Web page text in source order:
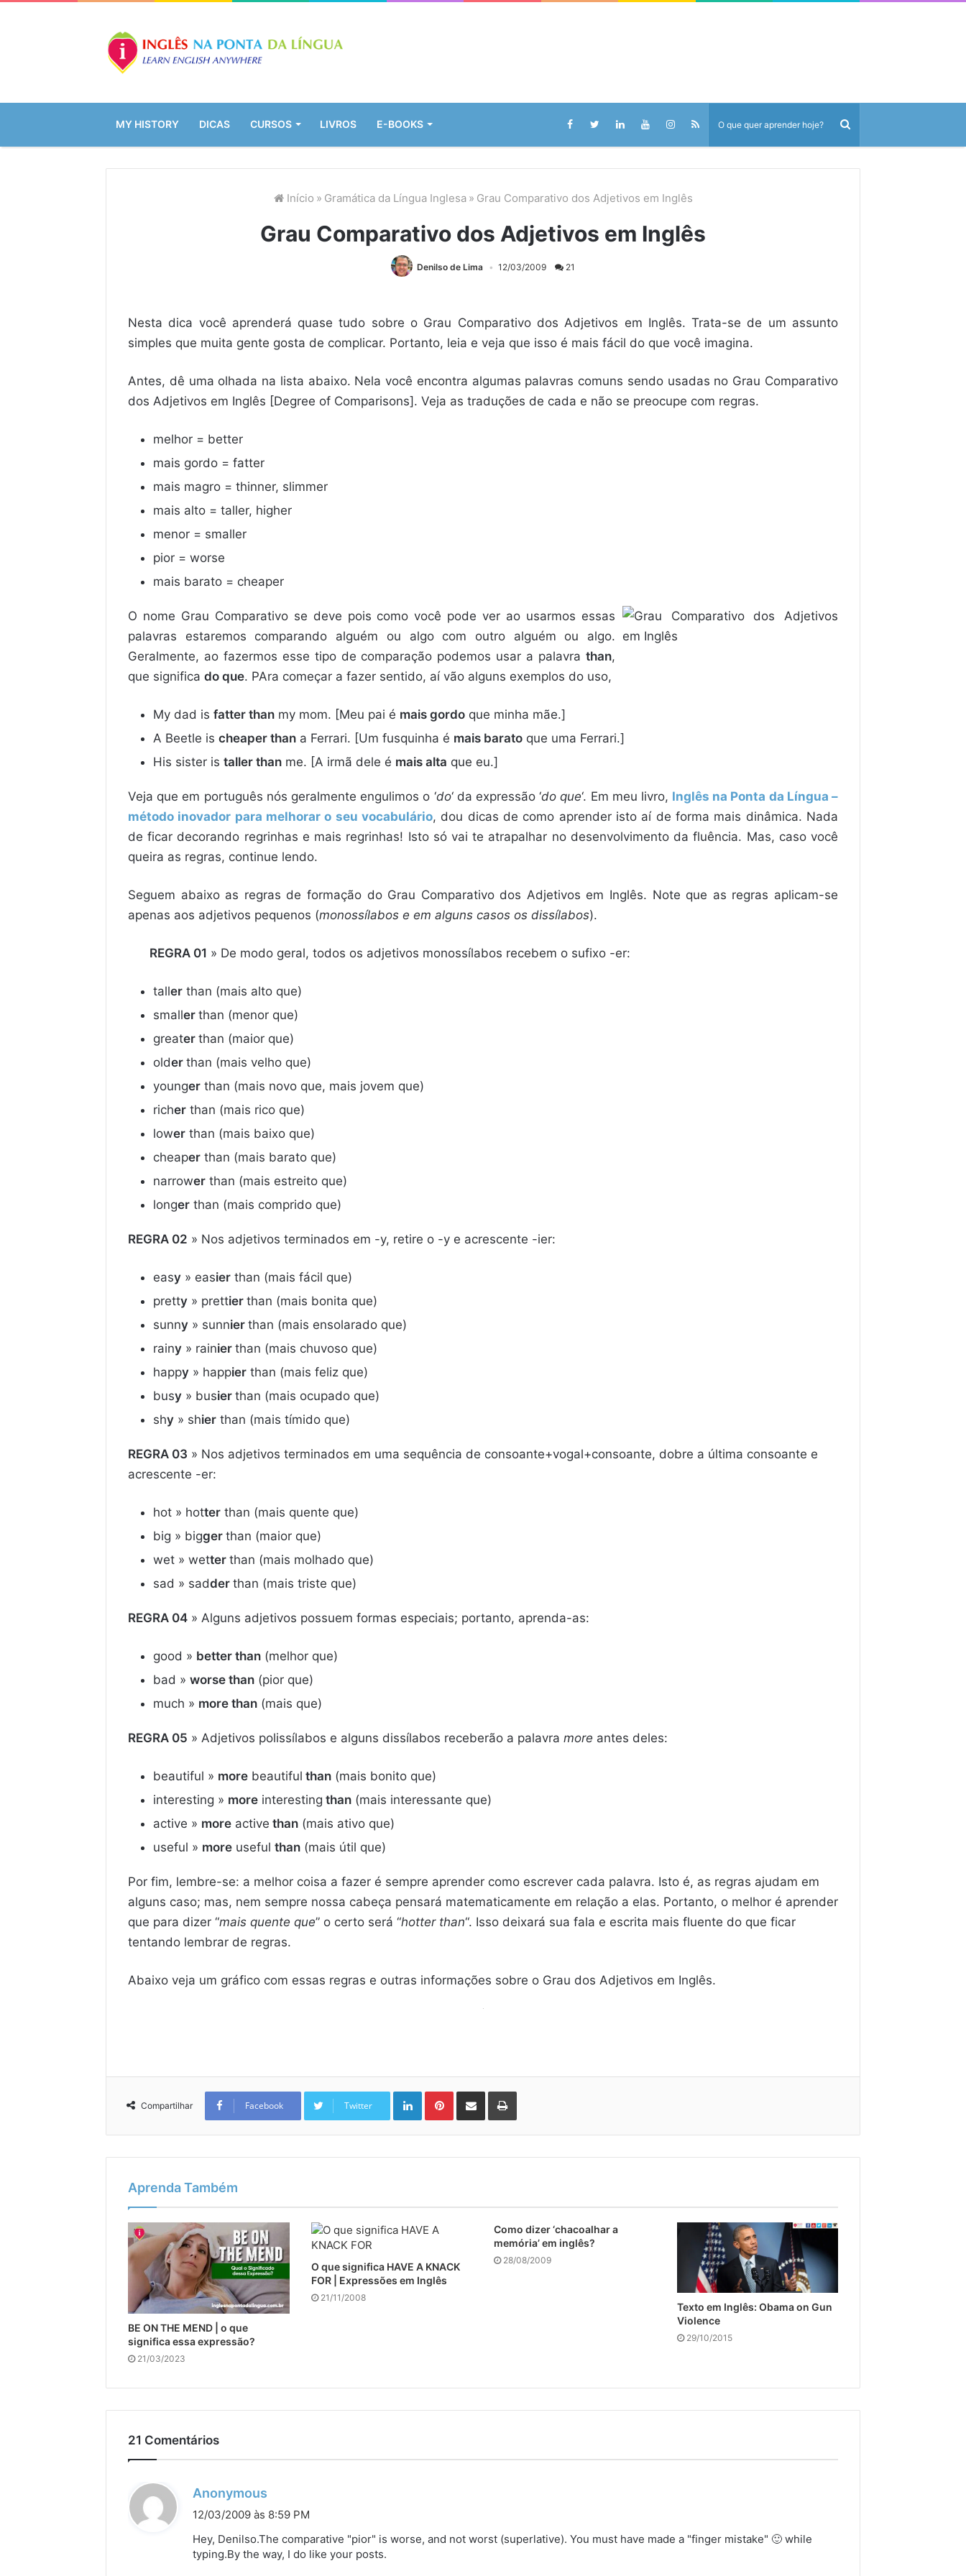
MY HISTORY DICAS CURSOS LIVROS E-BOOKS
Início » Gramática da Língua Inglesa » Grau Comparativo dos Adjetivos em Inglês
Grau Comparativo dos Adjetivos em Inglês
Denilso de Lima 12/03/2009 21
Nesta dica você aprenderá quase tudo sobre o Grau Comparativo dos Adjetivos em Inglês. Trata-se de um assunto
simples que muita gente gosta de complicar. Portanto, leia e veja que isso é mais fácil do que você imagina.
Antes, dê uma olhada na lista abaixo. Nela você encontra algumas palavras comuns sendo usadas no Grau Comparativo
dos Adjetivos em Inglês [Degree of Comparisons]. Veja as traduções de cada e não se preocupe com regras.
melhor = better
mais gordo = fatter
mais magro = thinner, slimmer
mais alto = taller, higher
menor = smaller
pior = worse
mais barato = cheaper
O nome Grau Comparativo se deve pois como você pode ver ao usarmos essas
palavras estaremos comparando alguém ou algo com outro alguém ou algo.
Geralmente, ao fazermos esse tipo de comparação podemos usar a palavra than,
que significa do que. PAra começar a fazer sentido, aí vão alguns exemplos do uso,
My dad is fatter than my mom. [Meu pai é mais gordo que minha mãe.]
A Beetle is cheaper than a Ferrari. [Um fusquinha é mais barato que uma Ferrari.]
His sister is taller than me. [A irmã dele é mais alta que eu.]
Veja que em português nós geralmente engulimos o ‘do‘ da expressão ‘do que‘. Em meu livro, Inglês na Ponta da Língua –
método inovador para melhorar o seu vocabulário, dou dicas de como aprender isto aí de forma mais dinâmica. Nada
de ficar decorando regrinhas e mais regrinhas! Isto só vai te atrapalhar no desenvolvimento da fluência. Mas, caso você
queira as regras, continue lendo.
Seguem abaixo as regras de formação do Grau Comparativo dos Adjetivos em Inglês. Note que as regras aplicam-se
apenas aos adjetivos pequenos (monossílabos e em alguns casos os dissílabos).
REGRA 01 » De modo geral, todos os adjetivos monossílabos recebem o sufixo -er:
taller than (mais alto que)
smaller than (menor que)
greater than (maior que)
older than (mais velho que)
younger than (mais novo que, mais jovem que)
richer than (mais rico que)
lower than (mais baixo que)
cheaper than (mais barato que)
narrower than (mais estreito que)
longer than (mais comprido que)
REGRA 02 » Nos adjetivos terminados em -y, retire o -y e acrescente -ier:
easy » easier than (mais fácil que)
pretty » prettier than (mais bonita que)
sunny » sunnier than (mais ensolarado que)
rainy » rainier than (mais chuvoso que)
happy » happier than (mais feliz que)
busy » busier than (mais ocupado que)
shy » shier than (mais tímido que)
REGRA 03 » Nos adjetivos terminados em uma sequência de consoante+vogal+consoante, dobre a última consoante e
acrescente -er:
hot » hotter than (mais quente que)
big » bigger than (maior que)
wet » wetter than (mais molhado que)
sad » sadder than (mais triste que)
REGRA 04 » Alguns adjetivos possuem formas especiais; portanto, aprenda-as:
good » better than (melhor que)
bad » worse than (pior que)
much » more than (mais que)
REGRA 05 » Adjetivos polissílabos e alguns dissílabos receberão a palavra more antes deles:
beautiful » more beautiful than (mais bonito que)
interesting » more interesting than (mais interessante que)
active » more active than (mais ativo que)
useful » more useful than (mais útil que)
Por fim, lembre-se: a melhor coisa a fazer é sempre aprender como escrever cada palavra. Isto é, as regras ajudam em
alguns caso; mas, nem sempre nossa cabeça pensará matematicamente em relação a elas. Portanto, o melhor é aprender
que para dizer “mais quente que” o certo será “hotter than“. Isso deixará sua fala e escrita mais fluente do que ficar
tentando lembrar de regras.
Abaixo veja um gráfico com essas regras e outras informações sobre o Grau dos Adjetivos em Inglês.
Compartilhar Facebook Twitter
LinkedinPinterest
Compartilhar via e-mail Imprimir
Aprenda Também
BE ON THE MEND | o que
significa essa expressão?
21/03/2023
O que significa HAVE A KNACK
FOR | Expressões em Inglês
21/11/2008
Como dizer ‘chacoalhar a
memória’ em inglês?
28/08/2009
Texto em Inglês: Obama on Gun
Violence
29/10/2015
21 Comentários
Anonymous
i
s
12/03/2009 às 8:59 PM
Hey, Denilso.The comparative "pior" is worse, and not worst (superlative). You must have made a "finger mistake" 🙂 while
typing.By the way, I do like your posts.